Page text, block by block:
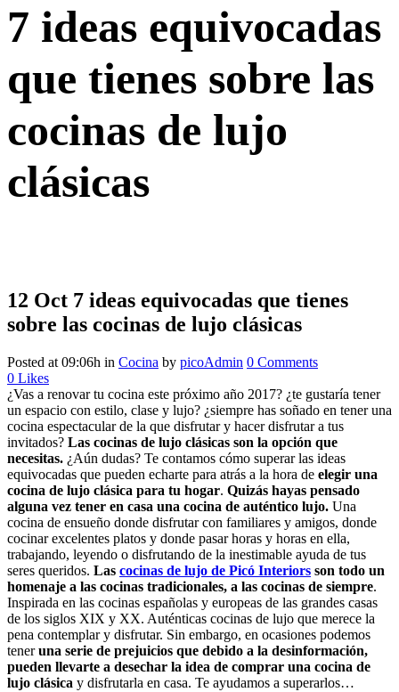
7 ideas equivocadas
que tienes sobre las
cocinas de lujo
clásicas
12 Oct 7 ideas equivocadas que tienes
sobre las cocinas de lujo clásicas
Posted at 09:06h in Cocina by picoAdmin 0 Comments
0 Likes
¿Vas a renovar tu cocina este próximo año 2017? ¿te gustaría tener
un espacio con estilo, clase y lujo? ¿siempre has soñado en tener una
cocina espectacular de la que disfrutar y hacer disfrutar a tus
invitados? Las cocinas de lujo clásicas son la opción que
necesitas. ¿Aún dudas? Te contamos cómo superar las ideas
equivocadas que pueden echarte para atrás a la hora de elegir una
cocina de lujo clásica para tu hogar. Quizás hayas pensado
alguna vez tener en casa una cocina de auténtico lujo. Una
cocina de ensueño donde disfrutar con familiares y amigos, donde
cocinar excelentes platos y donde pasar horas y horas en ella,
trabajando, leyendo o disfrutando de la inestimable ayuda de tus
seres queridos. Las cocinas de lujo de Picó Interiors son todo un
homenaje a las cocinas tradicionales, a las cocinas de siempre.
Inspirada en las cocinas españolas y europeas de las grandes casas
de los siglos XIX y XX. Auténticas cocinas de lujo que merece la
pena contemplar y disfrutar. Sin embargo, en ocasiones podemos
teneruna serie de prejuicios que debido a la desinformación,
pueden llevarte a desechar la idea de comprar una cocina de
lujo clásica y disfrutarla en casa. Te ayudamos a superarlos…